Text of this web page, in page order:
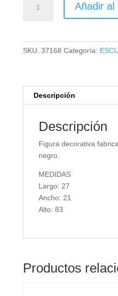
DECORATIVA
Añadir al
SKU: 37168 Categoría:
Descripción
Descripción
Figura decorativa
negro.
MEDIDAS
Largo: 27
Ancho: 21
Alto: 83
Productos